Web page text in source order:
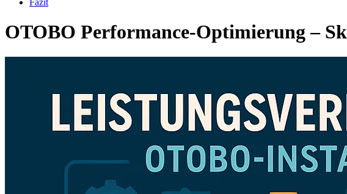
OTOBO Performance-Optimierung –